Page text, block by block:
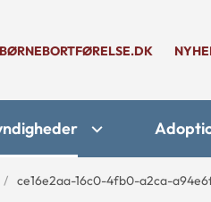
BØRNEBORTFØRELSE.DK
ce16e2aa-16c0-4fb0-a2ca-